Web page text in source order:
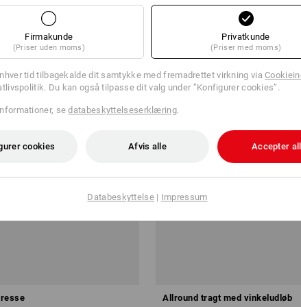
Allround tragt med vinkeludløb
Firmakunde
(Priser uden moms)
Privatkunde
(Priser med moms)
tid tilbagekalde dit samtykke med fremadrettet virkning via
Du kan også tilpasse dit valg under ”Konfigurer cookies”.
sedatabeskyttelseserklæring.
cookies Afvis alle Accepter
Databeskyttelse| Impressum